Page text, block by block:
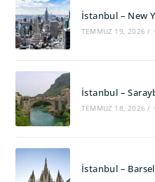
İstanbul – New
TEMMUZ 19, 2026 /
İstanbul –
TEMMUZ 18, 2026 /
İstanbul –